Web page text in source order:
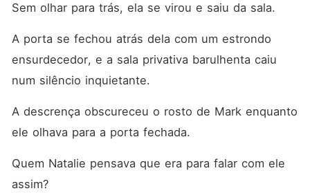
Sem olhar para trás, ela se virou e saiu da sala.
A porta se fechou atrás dela com um estrondo
ensurdecedor, e a sala privativa barulhenta caiu
num silêncio inquietante.
A descrença obscureceu o rosto de Mark enquanto
ele olhava para a porta fechada.
Quem Natalie pensava que era para falar com ele
assim?